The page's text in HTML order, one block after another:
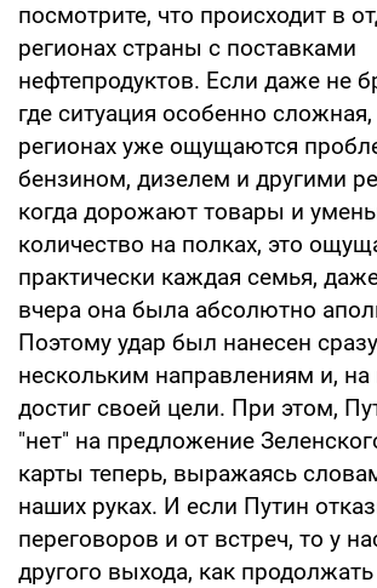
посмотрите, что происходит в
регионах страны с поставками
нефтепродуктов. Если даже не
где ситуация особенно
регионах уже ощущаются
бензином, дизелем и другими
когда дорожают товары и
количество на полках, это
практически каждая семья,
вчера она была абсолютно
Поэтому удар был нанесен
нескольким направлениям и, на
достиг своей цели. При этом,
"нет" на предложение
карты теперь, выражаясь
наших руках. И если Путин
переговоров и от встреч, то у
другого выхода, как продолжать